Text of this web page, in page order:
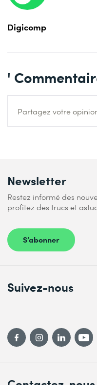
Digicomp
'
Partagez votre
Newsletter
Restez informé des
profitez des trucs et
S’abonner
Suivez-nous